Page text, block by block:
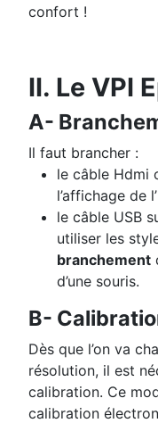
confort !
II. Le VPI
A-
Il faut brancher :
le câble Hdmi
l’affichage de
le câble USB
utiliser les
branchement
d’une souris.
B-
Dès que l’on va
résolution, il est
calibration. Ce
calibration